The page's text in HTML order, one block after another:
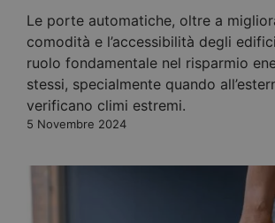
Le porte automatiche, oltre a
comodità e l’accessibilità degli
ruolo fondamentale nel risparmio
stessi, specialmente quando
verificano climi estremi.
5 Novembre 2024